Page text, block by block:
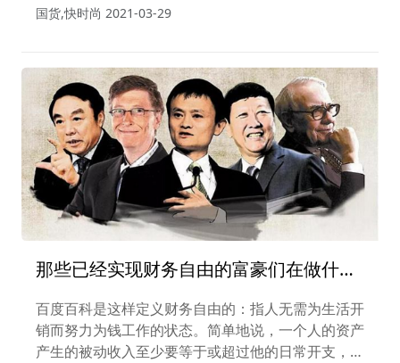
——“这是蓄意编造和散布的弥天大谎”。共青团中央
吃这一套！”要求H&M 摘下有色眼镜，停止散播虚
假信息。人民日报、央视新闻、新华网等官方媒体接
连对此痛批。
国货,快时尚 2021-03-29
那些已经实现财务自由的富豪们在做什
么？
百度百科是这样定义财务自由的：指人无需为生活开
销而努力为钱工作的状态。简单地说，一个人的资产
产生的被动收入至少要等于或超过他的日常开支，如